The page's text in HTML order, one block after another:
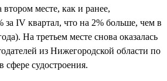
месте, как и ранее,
IV квартал, что на 2% больше, чем в
На третьем месте снова оказалась
из Нижегородской области по
сфере судостроения.